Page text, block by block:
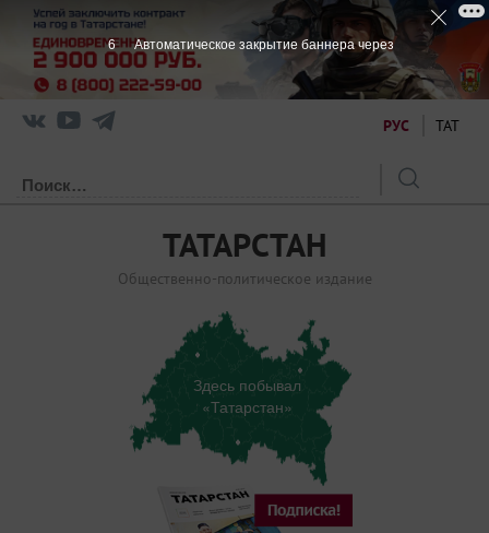
РУС ТАТ
ТАТАРСТАН
Общественно-политическое издание
Здесь побывал
«Татарстан»
5 Автоматическое закрытие баннера через